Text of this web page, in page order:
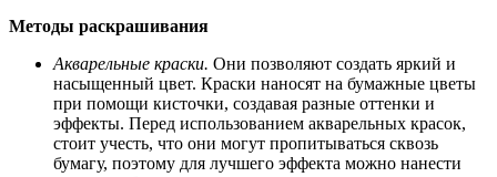
Методы раскрашивания
Акварельные краски. Они позволяют создать яркий и
насыщенный цвет. Краски наносят на бумажные цветы
при помощи кисточки, создавая разные оттенки и
эффекты. Перед использованием акварельных красок,
стоит учесть, что они могут пропитываться сквозь
бумагу, поэтому для лучшего эффекта можно нанести